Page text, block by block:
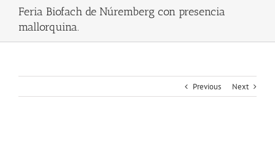
Feria Biofach de Núremberg con presencia
mallorquina.
Previous Next